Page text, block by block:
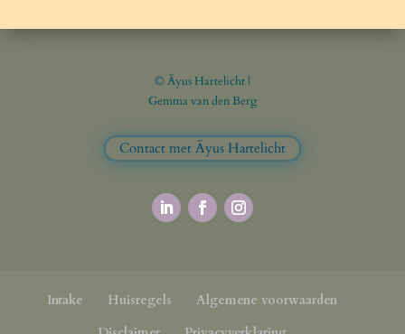
© Āyus Hartelicht |
Gemma van den Berg
Contact met Āyus Hartelicht
Intake Huisregels
Algemene voorwaarden